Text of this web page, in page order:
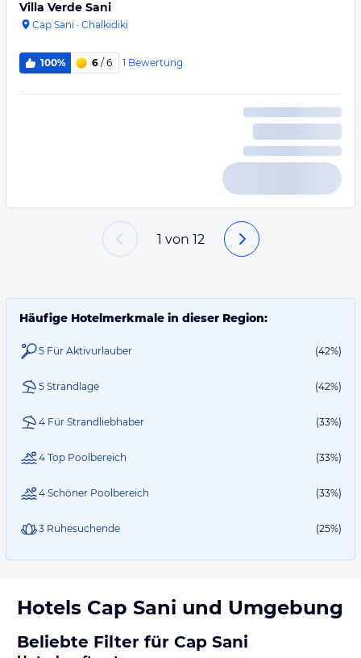
Villa Verde Sani
Cap Sani · Chalkidiki
100% 6 / 6 1 Bewertung
1 von 12
Häufige Hotelmerkmale in dieser Region:
5 Für Aktivurlauber (42%)
5 Strandlage (42%)
4 Für Strandliebhaber (33%)
4 Top Poolbereich (33%)
4 Schöner Poolbereich (33%)
3 Ruhesuchende (25%)
Hotels Cap Sani und Umgebung
Beliebte Filter für Cap Sani